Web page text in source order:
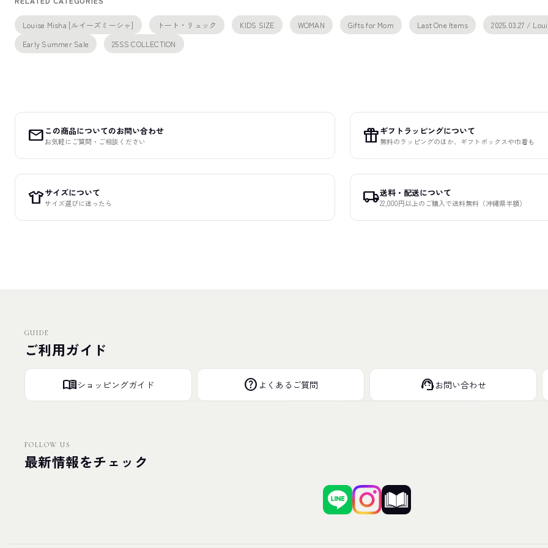
Louise Misha [ルイーズミーシャ] トート・リュック KIDS SIZE WOMAN Gifts for Mom Last One Items
2025.03.27 /
Early Summer Sale
25SS COLLECTION
mail この商品についてのお問い合わせ
お気軽にご質問・ご相談ください featured_seasonal_and_giftsギフトラッピングについて
無料のラッピングのほか、ギフトボックスや巾着も
apparelサイズについて
サイズ選びに迷ったら local_shipping送料・配送について
22,000円以上のご購入で送料無料（沖縄県半額）
GUIDE
ご利用ガイド
menu_bookショッピングガイド help よくあるご質問 support_agent お問い合わせ
FOLLOW US
最新情報をチェック